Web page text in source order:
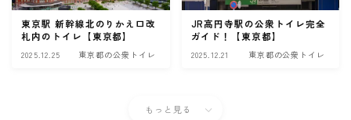
東京駅 新幹線北のりかえ口改
札内のトイレ【東京都】
2025.12.25 東京都の公衆トイレ
JR高円寺駅の公衆トイレ完全
ガイド！【東京都】
2025.12.21 東京都の公衆トイレ
もっと見る